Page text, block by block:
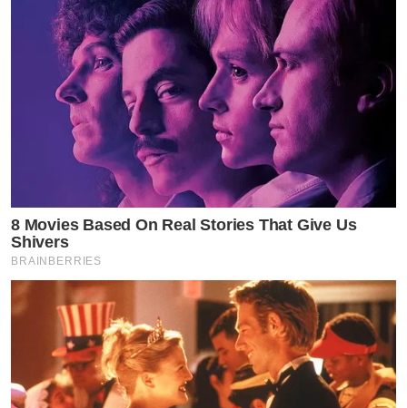
8 Movies Based On Real Stories That Give Us
Shivers
BRAINBERRIES